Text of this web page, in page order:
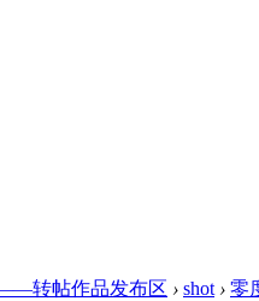
转帖作品发布区 › shot › 零